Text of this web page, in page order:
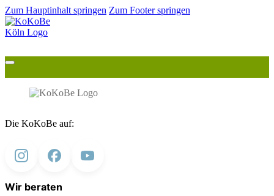
Zum Hauptinhalt springen Zum Footer springen
Die KoKoBe auf:
Wir beraten